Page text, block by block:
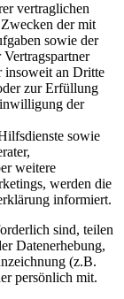
vertraglichen
der mit
sowie der
insoweit an Dritte
zur Erfüllung
der
sowie
weitere
werden die
informiert.
sind, teilen
Datenerhebung,
(z.B.
persönlich mit.